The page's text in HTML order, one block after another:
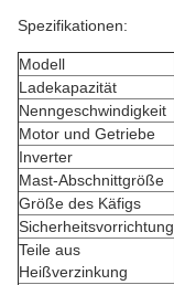
Spezifikationen:
Modell
Ladekapazität
Nenngeschwindigkeit
Motor und Getriebe
Inverter
Mast-Abschnittgröße
Größe des Käfigs
Sicherheitsvorrichtung
Teile aus
Heißverzinkung